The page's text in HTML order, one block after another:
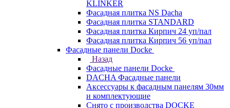
KLINKER
Фасадная плитка NS Dacha
Фасадная плитка STANDARD
Фасадная плитка Кирпич 24 уп/пал
Фасадная плитка Кирпич 56 уп/пал
Фасадные панели Docke
Назад
Фасадные панели Docke
DACHA Фасадные панели
Аксессуары к фасадным панелям 30мм
и комплектующие
Снято с производства DOCKE